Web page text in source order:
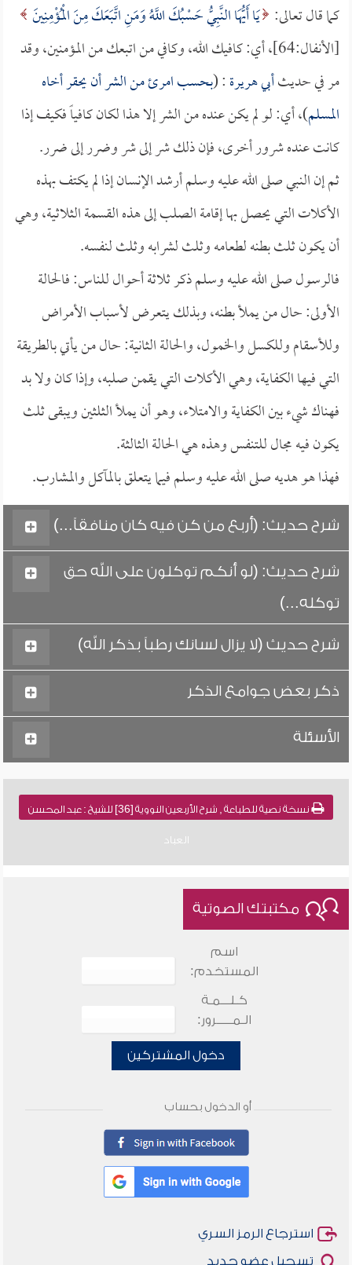
كما قال تعالى: يَا أَيُّهَا النَّبِيُّ حَسْبُكَ اللَّهُ وَمَنِ اتَّبَعَكَ مِنَ الْمُؤْمِنِينَ
[الأنفال:64]، أي: كافيك الله، وكافي من اتبعك من المؤمنين، وقد
مر في حديثأبي هريرة: (بحسب امرئ من الشر أن يحقر أخاه
المسلم)، أي: لو لم يكن عنده من الشر إلا هذا لكان كافياً فكيف إذا
كانت عنده شرور أخرى، فإن ذلك شر إلى شر وضرر إلى ضرر.
ثم إن النبي صلى الله عليه وسلم أرشد الإنسان إذا لم يكتف بهذه
الأكلات التي يحصل بها إقامة الصلب إلى هذه القسمة الثلاثية، وهي
أن يكون ثلث بطنه لطعامه وثلث لشرابه وثلث لنفسه.
فالرسول صلى الله عليه وسلم ذكر ثلاثة أحوال للناس: فالحالة
الأولى: حال من يملأ بطنه، وبذلك يتعرض لأسباب الأمراض
وللأسقام وللكسل والخمول، والحالة الثانية: حال من يأتي بالطريقة
التي فيها الكفاية، وهي الأكلات التي يقمن صلبه، وإذا كان ولا بد
فهناك شيء بين الكفاية والامتلاء، وهو أن يملأ الثلثين ويبقى ثلث
يكون فيه مجال للتنفس وهذه هي الحالة الثالثة.
فهذا هو هديه صلى الله عليه وسلم فيما يتعلق بالمآكل والمشارب.
شرح حديث: (أربع من كن فيه كان منافقاً...)
شرح حديث: (لو أنكم توكلون على الله حق
توكله...)
شرح حديث (لا يزال لسانك رطباً بذكر الله)
ذكر بعض جوامع الذكر
الأسئلة
نسخة نصية للطباعة , شرح الأربعين النووية [36] للشيخ : عبد المحسن
العباد
مكتبتك الصوتية
اسم
المستخدم:
كـلـــمـة
الـمـــــرور:
دخول المشتركين
أو الدخول بحساب
استرجاع الرمز السري
تسجيل عضو جديد